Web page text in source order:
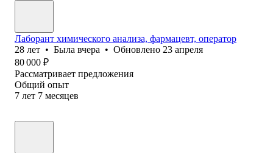
Лаборант химического анализа, фармацевт, оператор
28 лет • Была вчера • Обновлено 23 апреля
80 000 ₽
Рассматривает предложения
Общий опыт
7 лет 7 месяцев